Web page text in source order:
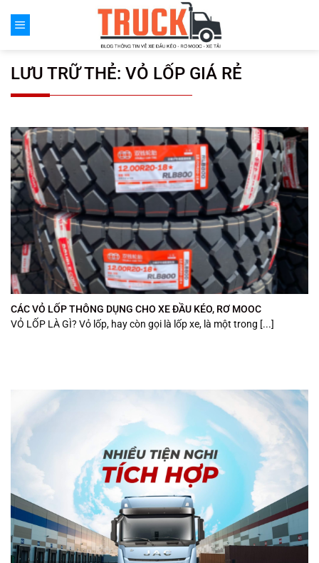
đến
LƯU TRỮ THẺ: VỎ LỐP GIÁ RẺ
CÁC VỎ LỐP THÔNG DỤNG CHO XE ĐẦU KÉO, RƠ MOOC
VỎ LỐP LÀ GÌ? Vỏ lốp, hay còn gọi là lốp xe, là một trong [...]